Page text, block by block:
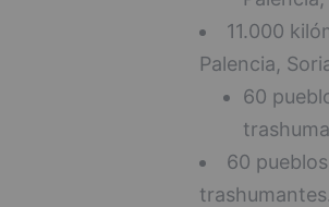
11.000
Palencia,
60
60
trashumantes.